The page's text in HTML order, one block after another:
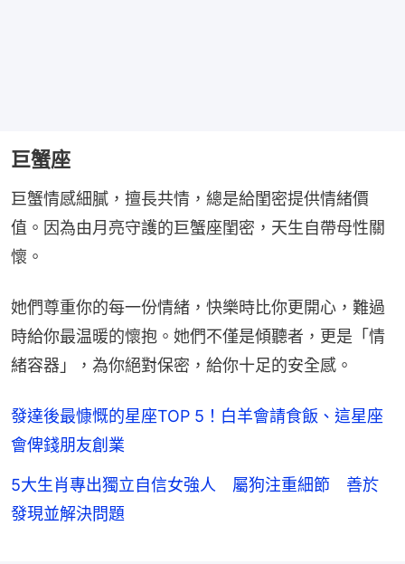
巨蟹座
巨蟹情感細膩，擅長共情，總是給閨密提供情緒價
值。因為由月亮守護的巨蟹座閨密，天生自帶母性關
懷。
她們尊重你的每一份情緒，快樂時比你更開心，難過
時給你最温暖的懷抱。她們不僅是傾聽者，更是「情
緒容器」，為你絕對保密，給你十足的安全感。
發達後最慷慨的星座TOP 5！白羊會請食飯、這星座
會俾錢朋友創業
5大生肖專出獨立自信女強人 屬狗注重細節 善於
發現並解決問題